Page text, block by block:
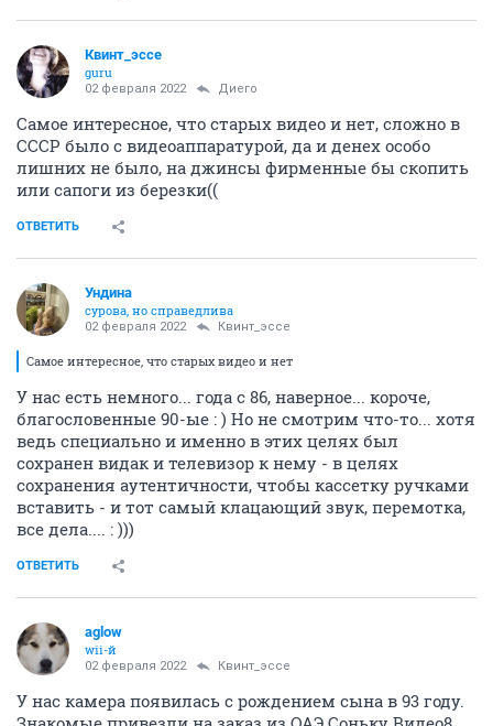
Квинт_эссе
guru
02 февраля 2022 Диего
Самое интересное, что старых видео и нет, сложно в
СССР было с видеоаппаратурой, да и денех особо
лишних не было, на джинсы фирменные бы скопить
или сапоги из березки((
ОТВЕТИТЬ
Ундинa
сурова, но справедлива
02 февраля 2022 Квинт_эссе
Самое интересное, что старых видео и нет
У нас есть немного... года с 86, наверное... короче,
благословенные 90-ые : ) Но не смотрим что-то... хотя
ведь специально и именно в этих целях был
сохранен видак и телевизор к нему - в целях
сохранения аутентичности, чтобы кассетку ручками
вставить - и тот самый клацающий звук, перемотка,
все дела.... : )))
ОТВЕТИТЬ
aglow
wii-й
02 февраля 2022 Квинт_эссе
У нас камера появилась с рождением сына в 93 году.